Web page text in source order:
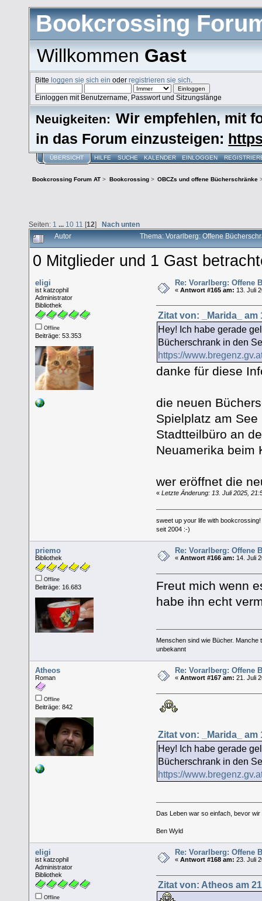
Bookcrossing
WillkommenGast
Bitteloggen sie sich ein oderregistrieren sie sich
Einloggen mit Benutzername, Passwort und Sitzungslänge
Neuigkeiten: Wir empfehlen, mit
in das Forum einzusteigen:
ÜBERSICHT HILFE SUCHE KALENDER EINLOGGEN
Bookcrossing Forum AT > Bookcrossing> OBCZs und offene Bücherschränke
Seiten: 1 ... 10 11 [12] Nach unten
Autor Thema: Vorarlberg: Offene
0 Mitglieder und 1 Gast
eligi
ist katzophil
Administrator
Bibliothek
Offline
Beiträge: 53.353
Re: Vorarlberg: Offene
«Antwort #165 am: 13. Juli
Zitat von: _Marida_ am
Hey! Ich habe gerade
Bücherschrank in den
https://
danke für diese
die neuen
Spielplatz am See
Stadtteilbüro an
Neuamerika beim
wer eröffnet die
« Letzte Änderung: 13. Juli 2025,
sweet up your life with bookcrossing!
seit 2004 :-)
priemo
Bibliothek
Offline
Beiträge: 16.683
Re: Vorarlberg: Offene
«Antwort #166 am: 14. Juli
Freut mich wenn
habe ihn echt
Menschen sind wie Bücher. Manche
unbekannt
Atheos
Roman
Offline
Beiträge: 842
Re: Vorarlberg: Offene
«Antwort #167 am: 21. Juli
Zitat von: _Marida_ am
Hey! Ich habe gerade
Bücherschrank in den
https://
Das Leben war so einfach, bevor
Ben Wyld
eligi
ist katzophil
Administrator
Bibliothek
Offline
Re: Vorarlberg: Offene
«Antwort #168 am: 23. Juli
Zitat von: Atheos am